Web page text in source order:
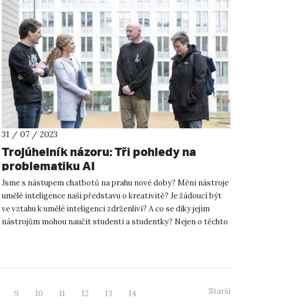
31 / 07 / 2023
Trojúhelník názoru: Tři pohledy na
problematiku AI
Jsme s nástupem chatbotů na prahu nové doby? Mění nástroje
umělé inteligence naši představu o kreativitě? Je žádoucí být
ve vztahu k umělé inteligenci zdrženliví? A co se díky jejím
nástrojům mohou naučit studenti a studentky? Nejen o těchto
9 10 11 12 13
14
Starší